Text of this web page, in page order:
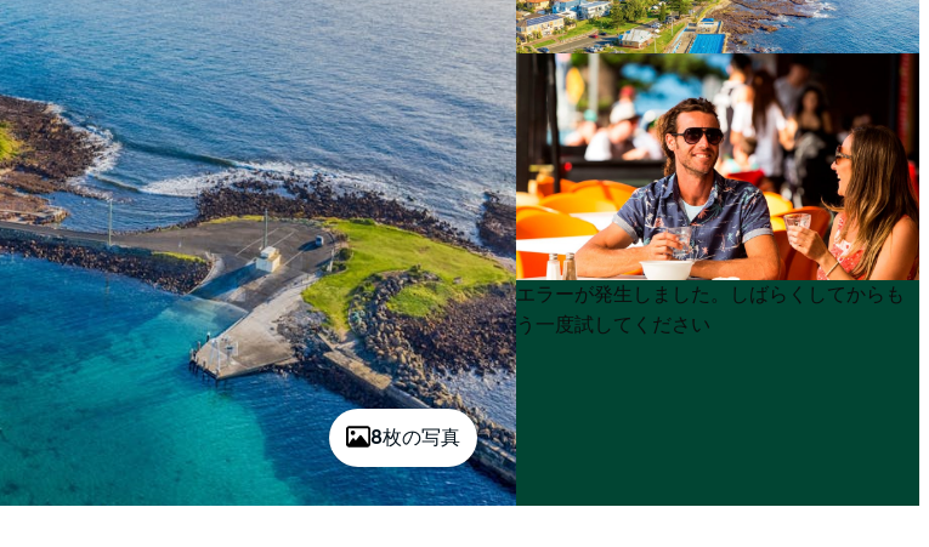
8枚の写真
Product
List
Product
List
エラーが発生しました。しばらくしてからも
う一度試してください